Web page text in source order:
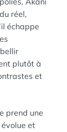
réel,
échappe
plutôt à
et
prend une
et